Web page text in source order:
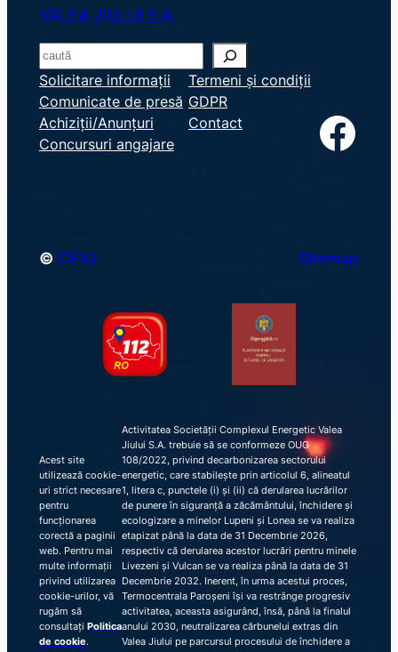
VALEA JIULUI S.A.
S
e
a
r
c
Solicitare informații
Comunicate de presă
Achiziții/Anunțuri
Concursuri angajare
Termeni și condiții
GDPR
Contact
Facebook
© CEVJ Sitemap
Acest site
utilizează cookie-
uri strict necesare
pentru
funcționarea
corectă a paginii
web. Pentru mai
multe informații
privind utilizarea
cookie-urilor, vă
rugăm să
consultați Politica
de cookie.
Activitatea Societății Complexul Energetic Valea
Jiului S.A. trebuie să se conformeze OUG
108/2022, privind decarbonizarea sectorului
energetic, care stabilește prin articolul 6, alineatul
1, litera c, punctele (i) și (ii) că derularea lucrărilor
de punere în siguranță a zăcământului, închidere și
ecologizare a minelor Lupeni și Lonea se va realiza
etapizat până la data de 31 Decembrie 2026,
respectiv că derularea acestor lucrări pentru minele
Livezeni și Vulcan se va realiza până la data de 31
Decembrie 2032. Inerent, în urma acestui proces,
Termocentrala Paroșeni își va restrânge progresiv
activitatea, aceasta asigurând, însă, până la finalul
anului 2030, neutralizarea cărbunelui extras din
Valea Jiului pe parcursul procesului de închidere a